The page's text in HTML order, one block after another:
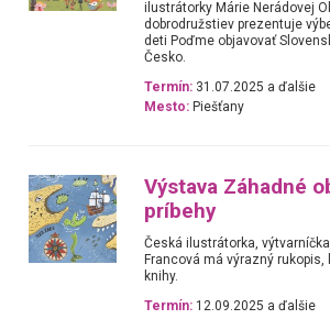
ilustrátorky Márie Nerádovej
dobrodružstiev prezentuje
deti Poďme objavovať
Česko.
Termín: 31.07.2025 a ďalšie
Mesto: Piešťany
Výstava Záhadné
príbehy
Česká ilustrátorka,
Francová má výrazný
knihy.
Termín: 12.09.2025 a ďalšie